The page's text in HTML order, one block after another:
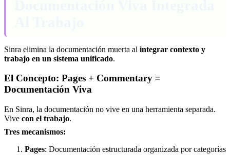
Sinra elimina la documentación muerta al integrar contexto y
trabajo en un sistema unificado.
El Concepto: Pages + Commentary =
Documentación Viva
En Sinra, la documentación no vive en una herramienta separada.
Vive con el trabajo.
Tres mecanismos:
Pages: Documentación estructurada organizada por categorías